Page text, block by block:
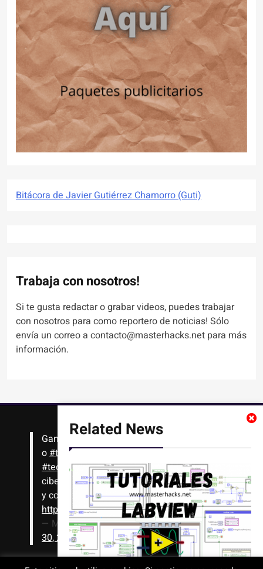
Related News
Bitácora de Javier Gutiérrez Chamorro (Guti)
Trabaja con nosotros!
Si te gusta redactar o grabar videos, puedes trabajar
con nosotros para como reportero de noticias! Sólo
envía un correo a contacto@masterhacks.net para más
información.
Gana #Bitcoin solo con leer artículos, noticias
o#tutoriales
#tecnología,#criptomonedas, seguridad
cibernética y más!! Sólo tienes que registrarte
y comenzar a navegar
https://t.co/1KjkllJEit
— Masterhacks (@Masterhacks_net)August
30, 2020